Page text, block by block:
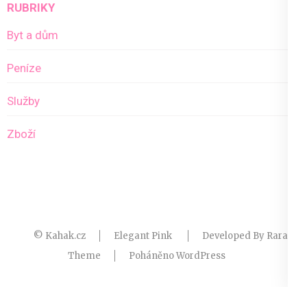
RUBRIKY
Byt a dům
Peníze
Služby
Zboží
© Kahak.cz Elegant Pink Developed By Rara
Theme
PoháněnoWordPress